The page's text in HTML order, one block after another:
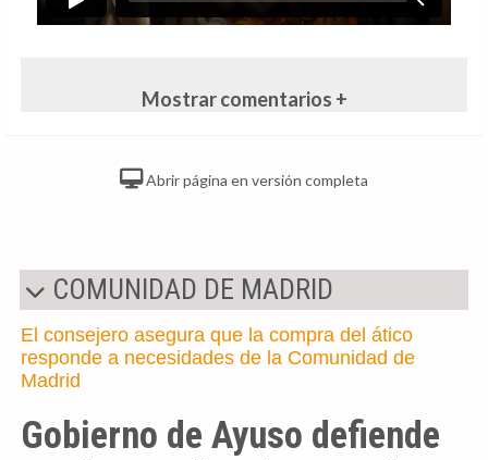
Mostrar comentarios +
Abrir página en versión completa
COMUNIDAD DE MADRID
El consejero asegura que la compra del ático
responde a necesidades de la Comunidad de
Madrid
Gobierno de Ayuso defiende